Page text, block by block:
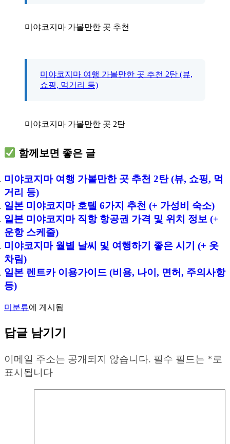
미야코지마 가볼만한 곳 추천
미야코지마 여행 가볼만한 곳 추천 2탄 (뷰,
쇼핑, 먹거리 등)
미야코지마 가볼만한 곳 2탄
함께보면 좋은 글
미야코지마 여행 가볼만한 곳 추천 2탄 (뷰, 쇼핑, 먹
거리 등)
일본 미야코지마 호텔 6가지 추천 (+ 가성비 숙소)
일본 미야코지마 직항 항공권 가격 및 위치 정보 (+
운항 스케줄)
미야코지마 월별 날씨 및 여행하기 좋은 시기 (+ 옷
차림)
일본 렌트카 이용가이드 (비용, 나이, 면허, 주의사항
등)
미분류에 게시됨
답글 남기기
이메일 주소는 공개되지 않습니다. 필수 필드는 *로
표시됩니다